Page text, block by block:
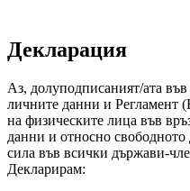
Декларация
Аз, долуподписаният/ата във
личните данни и Регламент
на физическите лица във
данни и относно
сила във всички държави-
Декларирам: